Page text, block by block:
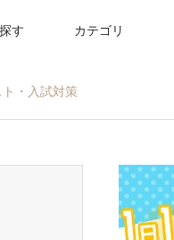
す カテゴリ
・入試対策